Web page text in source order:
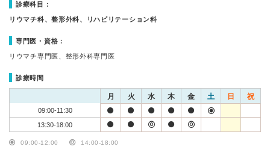
診療科目：
リウマチ科、整形外科、リハビリテーション科
専門医・資格：
リウマチ専門医、整形外科専門医
診療時間
月 火 水 木 金 土 日 祝
09:00-11:30
13:30-18:00
09:00-12:00 14:00-18:00